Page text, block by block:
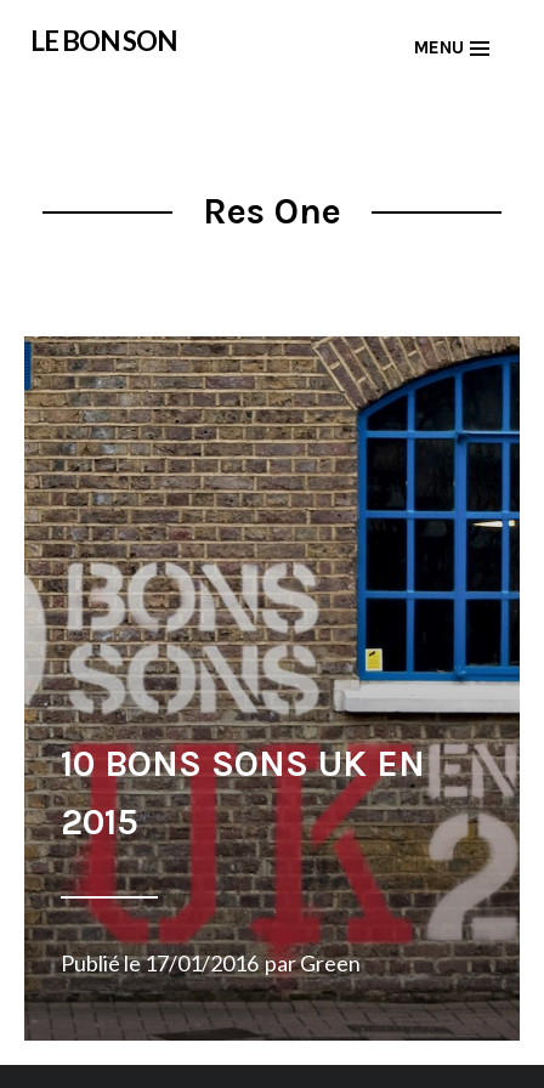
LE BON SON MENU
Res One
10 BONS SONS UK EN
2015
Publié le17/01/2016 parGreen